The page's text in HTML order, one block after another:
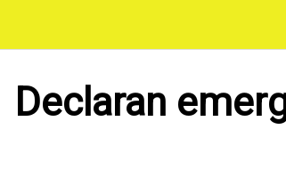
contenido
Declaran